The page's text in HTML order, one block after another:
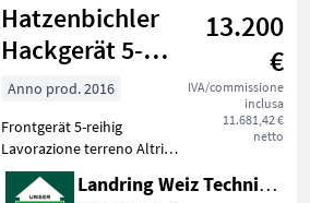
Hatzenbichler
Hackgerät 5-
reihig
13.200
€
IVA/commissione
inclusa
11.681,42 €
netto
Anno prod. 2016
Frontgerät 5-reihig
Lavorazione terreno Altri
attrezzi per lavorazione
terreno
Landring Weiz Technikzentrum Süd